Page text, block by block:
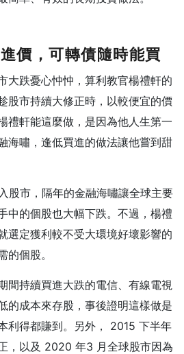
價，可轉債隨時能買
大跌憂心忡忡，算利教官楊禮軒的
股市持續大修正時，以較便宜的價
禮軒能這麼做，是因為他人生第一
海嘯，逢低買進的做法讓他嘗到甜
股市，隔年的金融海嘯讓全球主要
中的個股也大幅下跌。不過，楊禮
選定獲利較不受大環境好壞影響的
的個股。
間持續買進大跌的電信、有線電視
的成本來存股，事後證明這樣做是
利得都賺到。另外， 2015 下半年
，以及 2020 年3 月全球股市因為